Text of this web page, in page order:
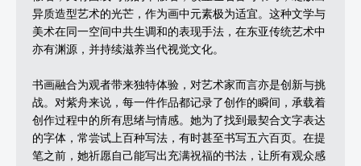
异质造型艺术的光芒，作为画中元素极为适宜。这种文学与
美术在同一空间中共生调和的表现手法，在东亚传统艺术中
亦有渊源，并持续滋养当代视觉文化。
书画融合为观者带来独特体验，对艺术家而言亦是创新与挑
战。对紫舟来说，每一件作品都记录了创作的瞬间，承载着
创作过程中的所有思绪与情感。她为了找到最契合文字表达
的字体，常尝试上百种写法，有时甚至书写五六百页。在提
笔之前，她祈愿自己能写出充满祝福的书法，让所有观众感